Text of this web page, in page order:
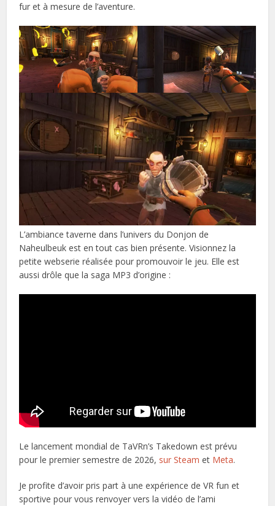
fur et à mesure de l’aventure.
L’ambiance taverne dans l’univers du Donjon de
Naheulbeuk est en tout cas bien présente. Visionnez la
petite webserie réalisée pour promouvoir le jeu. Elle est
aussi drôle que la saga MP3 d’origine :
Le lancement mondial de TaVRn’s Takedown est prévu
pour le premier semestre de 2026, sur Steam et Meta.
Je profite d’avoir pris part à une expérience de VR fun et
sportive pour vous renvoyer vers la vidéo de l’ami